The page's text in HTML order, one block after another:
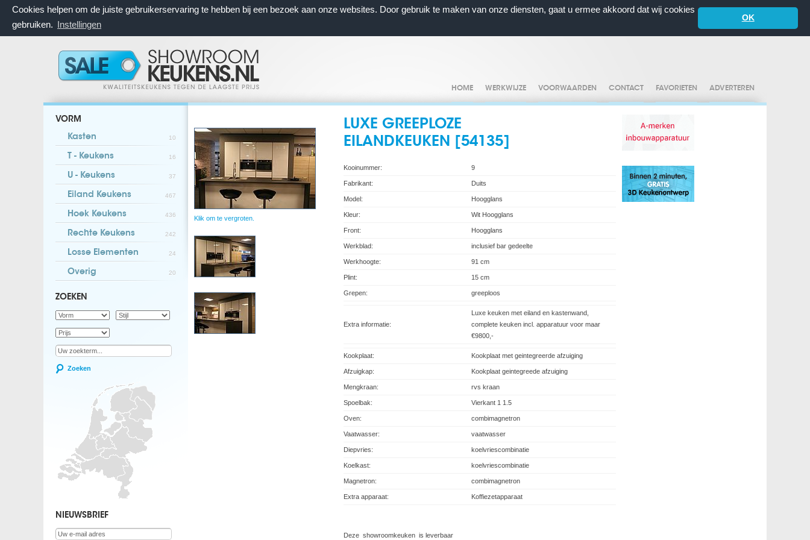
Cookies helpen om de juiste gebruikerservaring te hebben bij een bezoek aan onze websites. Door gebruik te maken van onze diensten, gaat u ermee akkoord dat wij cookies
gebruiken. Instellingen
OK
HOME WERKWIJZE VOORWAARDEN CONTACT FAVORIETEN ADVERTEREN
VORM
Kasten 10
T - Keukens 16
U - Keukens 37
Eiland Keukens 467
Hoek Keukens 436
Rechte Keukens 242
Losse Elementen 24
Overig 20
ZOEKEN
Zoeken
NIEUWSBRIEF
Klik om te vergroten.
LUXE GREEPLOZE
EILANDKEUKEN [54135]
Kooinummer: 9
Fabrikant: Duits
Model: Hoogglans
Kleur: Wit Hoogglans
Front: Hoogglans
Werkblad: inclusief bar gedeelte
Werkhoogte: 91 cm
Plint: 15 cm
Grepen: greeploos
Extra informatie:
Luxe keuken met eiland en kastenwand,
complete keuken incl. apparatuur voor maar
€9800,-
Kookplaat: Kookplaat met geintegreerde afzuiging
Afzuigkap: Kookplaat geintegreede afzuiging
Mengkraan: rvs kraan
Spoelbak: Vierkant 1 1.5
Oven: combimagnetron
Vaatwasser: vaatwasser
Diepvries: koelvriescombinatie
Koelkast: koelvriescombinatie
Magnetron: combimagnetron
Extra apparaat: Koffiezetapparaat
Deze showroomkeuken is leverbaar